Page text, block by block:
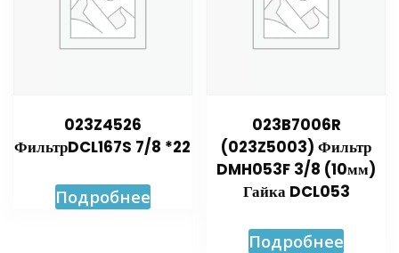
023Z4526
ФильтрDCL167S 7/8 *22
Подробнее
023B7006R
(023Z5003) Фильтр
DMH053F 3/8 (10мм)
Гайка DCL053
Подробнее